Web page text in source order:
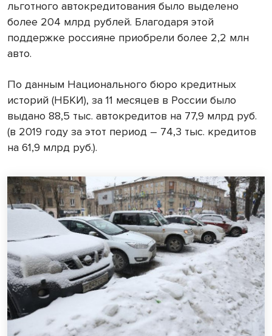
льготного автокредитования было выделено
более 204 млрд рублей. Благодаря этой
поддержке россияне приобрели более 2,2 млн
авто.
По данным Национального бюро кредитных
историй (НБКИ), за 11 месяцев в России было
выдано 88,5 тыс. автокредитов на 77,9 млрд руб.
(в 2019 году за этот период – 74,3 тыс. кредитов
на 61,9 млрд руб.).